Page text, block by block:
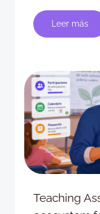
Leer más
Teaching